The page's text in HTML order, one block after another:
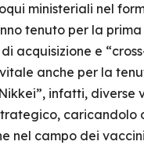
ministeriali nel
tenuto per la
acquisizione e
anche per la
infatti, diverse
caricandolo
nel campo dei